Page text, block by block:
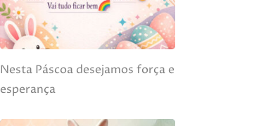
Nesta Páscoa desejamos força e
esperança